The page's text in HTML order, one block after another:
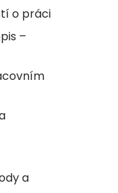
o práci
–
a